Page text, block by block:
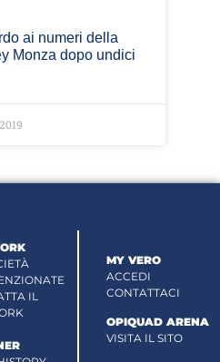
ai numeri della
Monza dopo undici
IL
MY VERO
ACCEDI
CONTATTACI
OPIQUAD ARENA
VISITA IL SITO